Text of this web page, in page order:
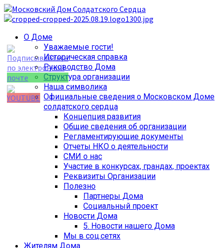
Перейти
к
Основное
меню
О Доме
Уважаемые гости!
Историческая справка
Руководство Дома
Структура организации
Наша символика
Официальные сведения о Московском Доме
солдатского сердца
Концепция развития
Общие сведения об организации
Регламентирующие документы
Отчеты НКО о деятельности
СМИ о нас
Участие в конкурсах, грандах, проектах
Реквизиты Организации
Полезно
Партнеры Дома
Социальный проект
Новости Дома
5. Новости нашего Дома
Мы в соц.сетях
Жителям Дома